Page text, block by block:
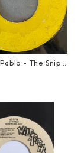
- The Snipe